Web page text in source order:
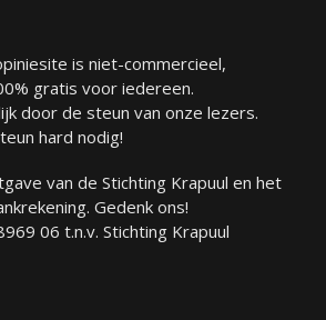
is niet-commercieel,
gratis voor iedereen.
door de steun van onze lezers.
hard nodig!
van de Stichting Krapuul en het
Gedenk ons!
06 t.n.v. Stichting Krapuul